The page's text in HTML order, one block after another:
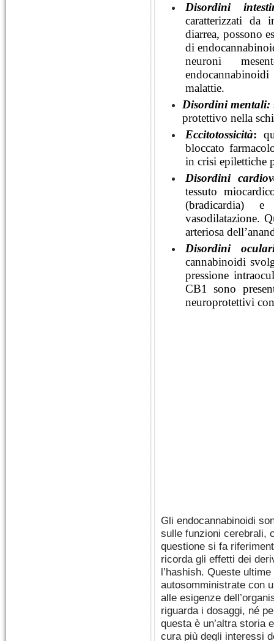
Disordini
caratterizzati da
diarrea, possono
di
neuroni
malattie.
Disordini mentali:
protettivo nella
Eccitotossicità:
bloccato
in crisi epilettiche
Disordini
tessuto
(bradicardia)
vasodilatazione.
arteriosa
Disordini
cannabinoidi
pressione
CB1 sono
neuroprotettivi
Gli endocannabinoidi
sulle funzioni cerebrali,
questione si fa
ricorda gli effetti dei
l’hashish. Queste
autosomministrate con
alle esigenze
riguarda i dosaggi, né
questa è un’altra storia
cura più degli interessi